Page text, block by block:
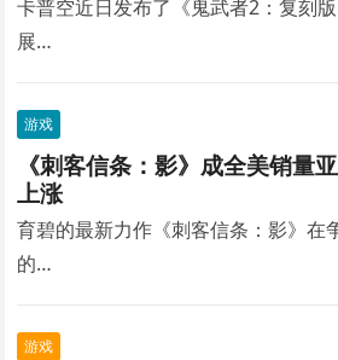
卡普空近日发布了《鬼武者2：复刻
展…
游戏
《刺客信条：影》成全美销量
上涨
育碧的最新力作《刺客信条：影》在
的…
游戏